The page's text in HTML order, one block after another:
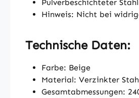
Pulverbeschichteter
Hinweis: Nicht bei
Technische Daten:
Farbe: Beige
Material: Verzinkter
Gesamtabmessungen: